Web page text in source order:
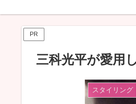
PR
三科光平が愛用
スタイリング